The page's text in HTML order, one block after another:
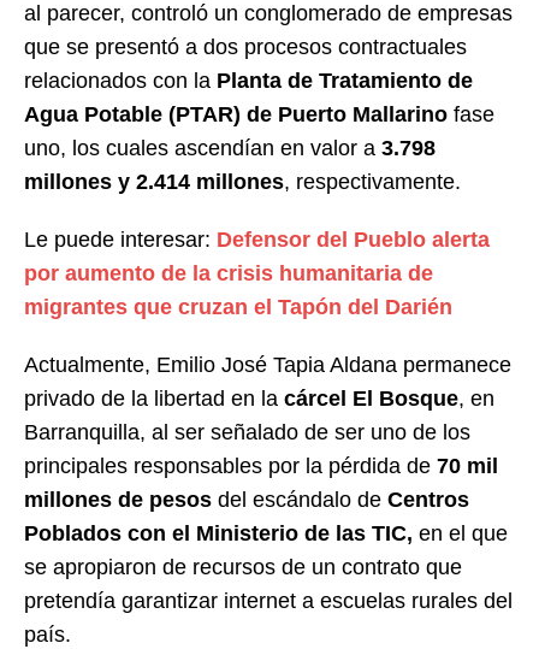
al parecer, controló un conglomerado de empresas
que se presentó a dos procesos contractuales
relacionados con la Planta de Tratamiento de
Agua Potable (PTAR) de Puerto Mallarino fase
uno, los cuales ascendían en valor a 3.798
millones y 2.414 millones, respectivamente.
Le puede interesar: Defensor del Pueblo alerta
por aumento de la crisis humanitaria de
migrantes que cruzan el Tapón del Darién
Actualmente, Emilio José Tapia Aldana permanece
privado de la libertad en la cárcel El Bosque, en
Barranquilla, al ser señalado de ser uno de los
principales responsables por la pérdida de 70 mil
millones de pesos del escándalo de Centros
Poblados con el Ministerio de las TIC, en el que
se apropiaron de recursos de un contrato que
pretendía garantizar internet a escuelas rurales del
país.